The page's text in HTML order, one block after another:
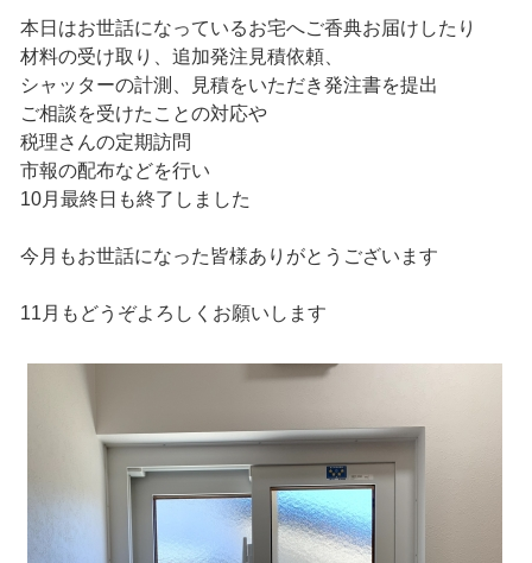
本日はお世話になっているお宅へご香典お届けしたり
材料の受け取り、追加発注見積依頼、
シャッターの計測、見積をいただき発注書を提出
ご相談を受けたことの対応や
税理さんの定期訪問
市報の配布などを行い
10月最終日も終了しました
今月もお世話になった皆様ありがとうございます
11月もどうぞよろしくお願いします